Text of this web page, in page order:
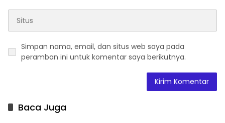
Simpan nama, email, dan situs web saya pada
peramban ini untuk komentar saya berikutnya.
Baca Juga